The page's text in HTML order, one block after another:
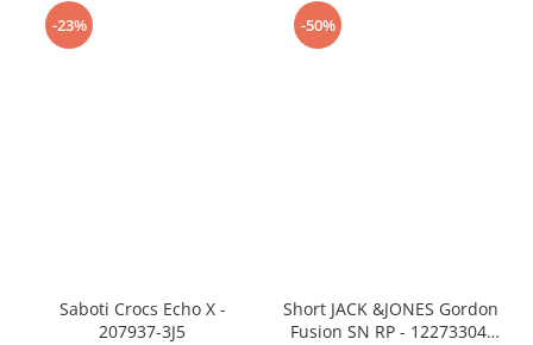
-23%
Saboti Crocs Echo X -
207937-3J5
-50%
Short JACK &JONES Gordon
Fusion SN RP - 12273304-